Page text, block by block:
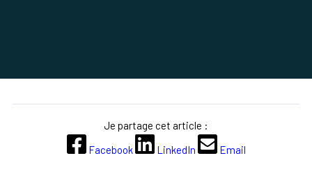
Je partage cet article :
Facebook
LinkedIn Email